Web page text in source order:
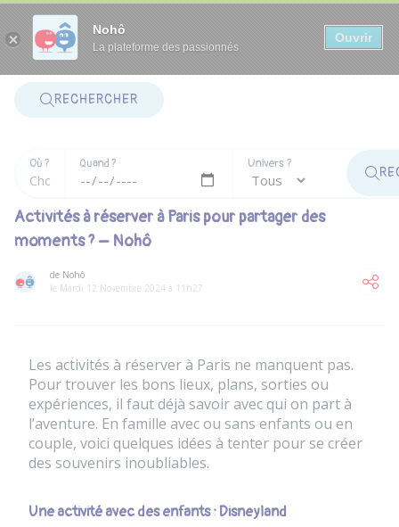
Nohô
La plateforme des passionnés
Ouvrir
RECHERCHER
Où ? Quand ? Univers ?
Activités à réserver à Paris pour partager des
moments ? – Nohô
de Nohô
le Mardi 12 Novembre 2024 à 11h27
Les activités à réserver à Paris ne manquent pas.
Pour trouver les bons lieux, plans, sorties ou
expériences, il faut déjà savoir avec qui on part à
l’aventure. En famille avec ou sans enfants ou en
couple, voici quelques idées à tenter pour se créer
des souvenirs inoubliables.
Une activité avec des enfants : Disneyland
Panneau de gestion des cookies